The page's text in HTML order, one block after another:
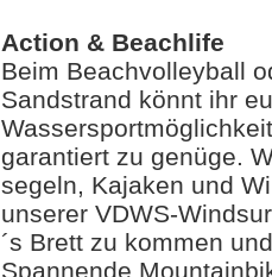
Action & Beachlife
Beim Beachvolleyball
Sandstrand könnt ihr
garantiert zu genüge.
segeln, Kajaken und
unserer VDWS-
´s Brett zu kommen
Spannende